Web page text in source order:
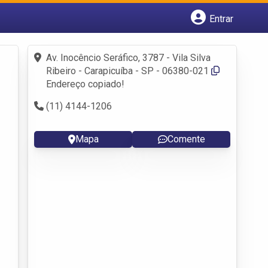
Entrar
Fazer login
Criar conta
Av. Inocêncio Seráfico, 3787 - Vila Silva
Ribeiro - Carapicuíba - SP - 06380-021
Endereço copiado!
(11) 4144-1206
Mapa Comente